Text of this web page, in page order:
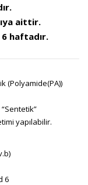
aittir.
haftadır.
(Polyamide(PA))
yapılabilir.
6